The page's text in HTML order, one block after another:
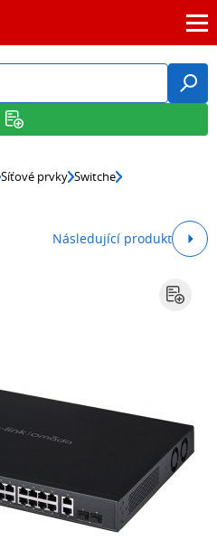
Síťové prvky Switche
Následující produkt